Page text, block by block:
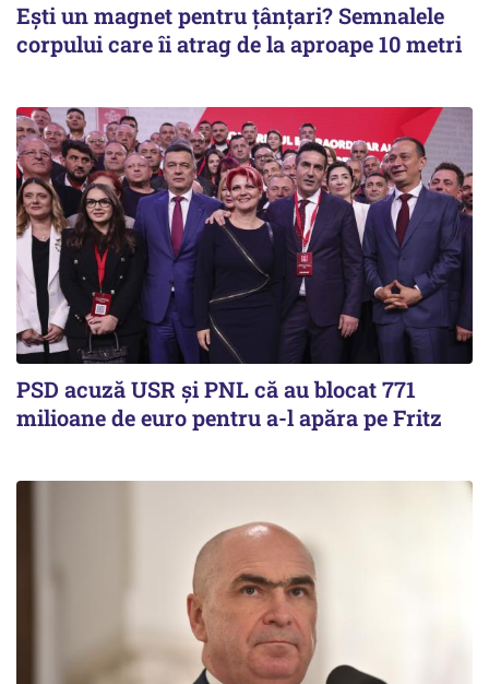
Ești un magnet pentru țânțari? Semnalele
corpului care îi atrag de la aproape 10 metri
PSD acuză USR și PNL că au blocat 771
milioane de euro pentru a-l apăra pe Fritz